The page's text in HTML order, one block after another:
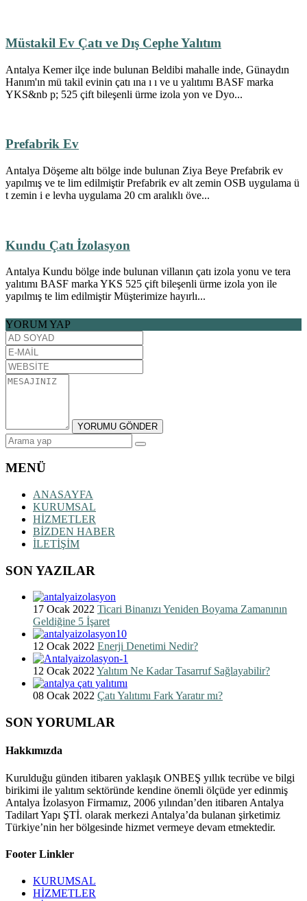
Müstakil Ev Çatı ve Dış Cephe Yalıtım
Antalya Kemer ilçe inde bulunan Beldibi mahalle inde, Günaydın
Hanım'ın mü takil evinin çatı ına ı ı ve u yalıtımı BASF marka
YKS&nb p; 525 çift bileşenli ürme izola yon ve Dyo...
Prefabrik Ev
Antalya Döşeme altı bölge inde bulunan Ziya Beye Prefabrik ev
yapılmış ve te lim edilmiştir Prefabrik ev alt zemin OSB uygulama ü
t zemin i e levha uygulama 20 cm aralıklı öve...
Kundu Çatı İzolasyon
Antalya Kundu bölge inde bulunan villanın çatı izola yonu ve tera
yalıtımı BASF marka YKS 525 çift bileşenli ürme izola yon ile
yapılmış te lim edilmiştir Müşterimize hayırlı...
YORUM YAP
MENÜ
ANASAYFA
KURUMSAL
HİZMETLER
BİZDEN HABER
İLETİŞİM
SON YAZILAR
17 Ocak 2022 Ticari Binanızı Yeniden Boyama Zamanının
Geldiğine 5 İşaret
12 Ocak 2022 Enerji Denetimi Nedir?
12 Ocak 2022Yalıtım Ne Kadar Tasarruf Sağlayabilir?
08 Ocak 2022 Çatı Yalıtımı Fark Yaratır mı?
SON YORUMLAR
Hakkımızda
Kurulduğu günden itibaren yaklaşık ONBEŞ yıllık tecrübe ve bilgi
birikimi ile yalıtım sektöründe kendine önemli ölçüde yer edinmiş
Antalya İzolasyon Firmamız, 2006 yılından’den itibaren Antalya
Tadilart Yapı ŞTİ. olarak merkezi Antalya’da bulanan şirketimiz
Türkiye’nin her bölgesinde hizmet vermeye devam etmektedir.
Footer Linkler
KURUMSAL
HİZMETLER